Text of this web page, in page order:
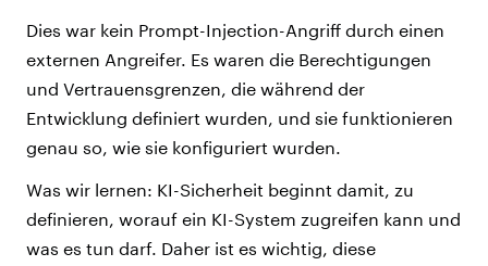
Dies war kein Prompt-Injection-Angriff durch einen
externen Angreifer. Es waren die Berechtigungen
und Vertrauensgrenzen, die während der
Entwicklung definiert wurden, und sie funktionieren
genau so, wie sie konfiguriert wurden.
Was wir lernen: KI-Sicherheit beginnt damit, zu
definieren, worauf ein KI-System zugreifen kann und
was es tun darf. Daher ist es wichtig, diese